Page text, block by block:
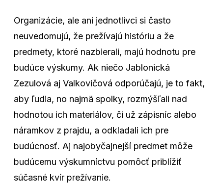
Organizácie, ale ani jednotlivci si často
neuvedomujú, že prežívajú históriu a že
predmety, ktoré nazbierali, majú hodnotu pre
budúce výskumy. Ak niečo Jablonická
Zezulová aj Valkovičová odporúčajú, je to fakt,
aby ľudia, no najmä spolky, rozmýšľali nad
hodnotou ich materiálov, či už zápisníc alebo
náramkov z prajdu, a odkladali ich pre
budúcnosť. Aj najobyčajnejší predmet môže
budúcemu výskumníctvu pomôcť priblížiť
súčasné kvír prežívanie.